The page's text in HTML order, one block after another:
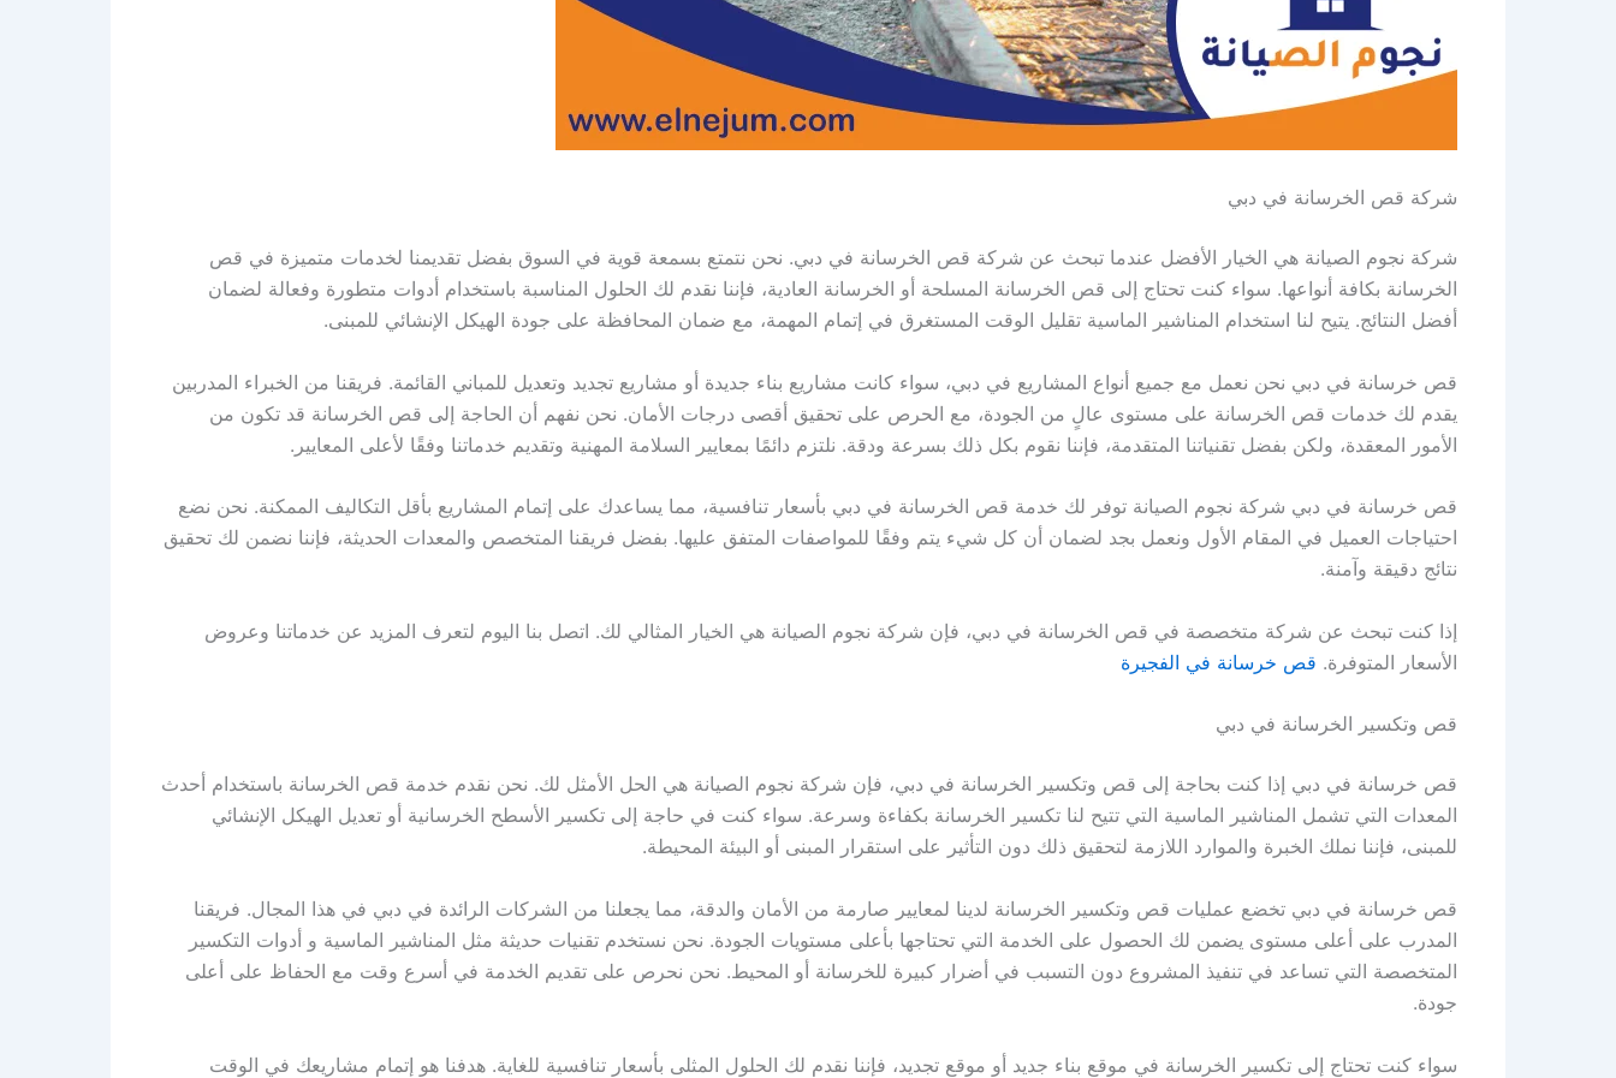
شركة قص الخرسانة في دبي
شركة نجوم الصيانة هي الخيار الأفضل عندما تبحث عن شركة قص الخرسانة في دبي. نحن نتمتع بسمعة قوية في السوق بفضل تقديمنا لخدمات متميزة في قص
الخرسانة بكافة أنواعها. سواء كنت تحتاج إلى قص الخرسانة المسلحة أو الخرسانة العادية، فإننا نقدم لك الحلول المناسبة باستخدام أدوات متطورة وفعالة لضمان
أفضل النتائج. يتيح لنا استخدام المناشير الماسية تقليل الوقت المستغرق في إتمام المهمة، مع ضمان المحافظة على جودة الهيكل الإنشائي للمبنى.
قص خرسانة في دبي نحن نعمل مع جميع أنواع المشاريع في دبي، سواء كانت مشاريع بناء جديدة أو مشاريع تجديد وتعديل للمباني القائمة. فريقنا من الخبراء المدربين
يقدم لك خدمات قص الخرسانة على مستوى عالٍ من الجودة، مع الحرص على تحقيق أقصى درجات الأمان. نحن نفهم أن الحاجة إلى قص الخرسانة قد تكون من
الأمور المعقدة، ولكن بفضل تقنياتنا المتقدمة، فإننا نقوم بكل ذلك بسرعة ودقة. نلتزم دائمًا بمعايير السلامة المهنية وتقديم خدماتنا وفقًا لأعلى المعايير.
قص خرسانة في دبي شركة نجوم الصيانة توفر لك خدمة قص الخرسانة في دبي بأسعار تنافسية، مما يساعدك على إتمام المشاريع بأقل التكاليف الممكنة. نحن نضع
احتياجات العميل في المقام الأول ونعمل بجد لضمان أن كل شيء يتم وفقًا للمواصفات المتفق عليها. بفضل فريقنا المتخصص والمعدات الحديثة، فإننا نضمن لك تحقيق
نتائج دقيقة وآمنة.
إذا كنت تبحث عن شركة متخصصة في قص الخرسانة في دبي، فإن شركة نجوم الصيانة هي الخيار المثالي لك. اتصل بنا اليوم لتعرف المزيد عن خدماتنا وعروض
الأسعار المتوفرة. قص خرسانة في الفجيرة
قص وتكسير الخرسانة في دبي
قص خرسانة في دبي إذا كنت بحاجة إلى قص وتكسير الخرسانة في دبي، فإن شركة نجوم الصيانة هي الحل الأمثل لك. نحن نقدم خدمة قص الخرسانة باستخدام أحدث
المعدات التي تشمل المناشير الماسية التي تتيح لنا تكسير الخرسانة بكفاءة وسرعة. سواء كنت في حاجة إلى تكسير الأسطح الخرسانية أو تعديل الهيكل الإنشائي
للمبنى، فإننا نملك الخبرة والموارد اللازمة لتحقيق ذلك دون التأثير على استقرار المبنى أو البيئة المحيطة.
قص خرسانة في دبي تخضع عمليات قص وتكسير الخرسانة لدينا لمعايير صارمة من الأمان والدقة، مما يجعلنا من الشركات الرائدة في دبي في هذا المجال. فريقنا
المدرب على أعلى مستوى يضمن لك الحصول على الخدمة التي تحتاجها بأعلى مستويات الجودة. نحن نستخدم تقنيات حديثة مثل المناشير الماسية و أدوات التكسير
المتخصصة التي تساعد في تنفيذ المشروع دون التسبب في أضرار كبيرة للخرسانة أو المحيط. نحن نحرص على تقديم الخدمة في أسرع وقت مع الحفاظ على أعلى
جودة.
سواء كنت تحتاج إلى تكسير الخرسانة في موقع بناء جديد أو موقع تجديد، فإننا نقدم لك الحلول المثلى بأسعار تنافسية للغاية. هدفنا هو إتمام مشاريعك في الوقت